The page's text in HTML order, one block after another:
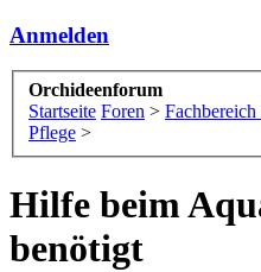
Anmelden
Orchideenforum
Startseite Foren >
Pflege >
Hilfe beim
benötigt